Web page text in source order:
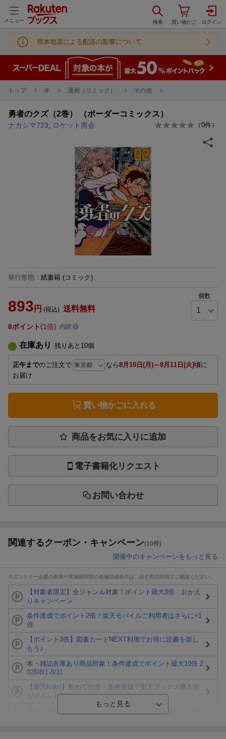
メニュー
熊本地震による配送の影響について
トップ 本 漫画（コミック） その他
勇者のクズ（2巻） （ボーダーコミックス）
ナカシマ723 ロケット商会 （0件）
発行形態 ： 紙書籍 (コミック)
893 円 (税込) 送料無料
個数
8ポイント 1倍 内訳
在庫あり 残りあと 10個
正午までのご注文で なら8月10日(月)～8月11日(火)頃に
お届け
買い物かごに入れる
商品をお気に入りに追加
電子書籍化リクエスト
お問い合わせ
関連するクーポン・キャンペーン(10件)
開催中のキャンペーンをもっと見る
※エントリー必要の有無や実施期間等の各種詳細条件は、必ず各説明頁でご確認ください。
【対象者限定】全ジャンル対象！ポイント最大3倍 おかえ
りキャンペーン
条件達成でポイント2倍！楽天モバイルご利用者はさらに+1
倍
【ポイント3倍】図書カードNEXT利用でお得に読書を楽し
もう♪
本・雑誌在庫あり商品対象！条件達成でポイント最大10倍 2
026/8/1-8/31
【楽天Kobo】初めての方！条件達成で楽天ブックス購入分
がポイント20倍